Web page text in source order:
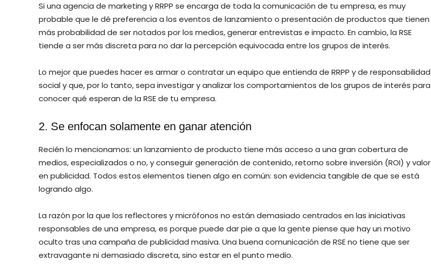
Si una agencia de marketing y RRPP se encarga de toda la comunicación de tu empresa, es muy
probable que le dé preferencia a los eventos de lanzamiento o presentación de productos que tienen
más probabilidad de ser notados por los medios, generar entrevistas e impacto. En cambio, la RSE
tiende a ser más discreta para no dar la percepción equivocada entre los grupos de interés.
Lo mejor que puedes hacer es armar o contratar un equipo que entienda de RRPP y de responsabilidad
social y que, por lo tanto, sepa investigar y analizar los comportamientos de los grupos de interés para
conocer qué esperan de la RSE de tu empresa.
2. Se enfocan solamente en ganar atención
Recién lo mencionamos: un lanzamiento de producto tiene más acceso a una gran cobertura de
medios, especializados o no, y conseguir generación de contenido, retorno sobre inversión (ROI) y valor
en publicidad. Todos estos elementos tienen algo en común: son evidencia tangible de que se está
logrando algo.
La razón por la que los reflectores y micrófonos no están demasiado centrados en las iniciativas
responsables de una empresa, es porque puede dar pie a que la gente piense que hay un motivo
oculto tras una campaña de publicidad masiva. Una buena comunicación de RSE no tiene que ser
extravagante ni demasiado discreta, sino estar en el punto medio.